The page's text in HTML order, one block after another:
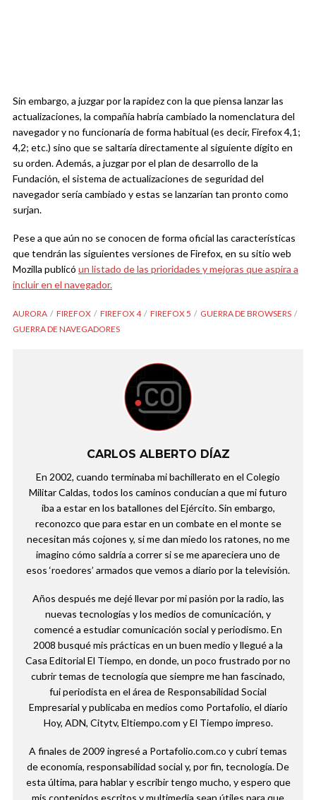
Sin embargo, a juzgar por la rapidez con la que piensa lanzar las
actualizaciones, la compañía habría cambiado la nomenclatura del
navegador y no funcionaría de forma habitual (es decir, Firefox 4,1;
4,2; etc.) sino que se saltaría directamente al siguiente dígito en
su orden. Además, a juzgar por el plan de desarrollo de la
Fundación, el sistema de actualizaciones de seguridad del
navegador sería cambiado y estas se lanzarían tan pronto como
surjan.
Pese a que aún no se conocen de forma oficial las características
que tendrán las siguientes versiones de Firefox, en su sitio web
Mozilla publicó un listado de las prioridades y mejoras que aspira a
incluir en el navegador.
AURORA FIREFOX FIREFOX 4 FIREFOX 5
GUERRA DE BROWSERS
GUERRA DE NAVEGADORES
CARLOS ALBERTO DÍAZ
En 2002, cuando terminaba mi bachillerato en el Colegio
Militar Caldas, todos los caminos conducían a que mi futuro
iba a estar en los batallones del Ejército. Sin embargo,
reconozco que para estar en un combate en el monte se
necesitan más cojones y, si me dan miedo los ratones, no me
imagino cómo saldría a correr si se me apareciera uno de
esos ‘roedores’ armados que vemos a diario por la televisión.
Años después me dejé llevar por mi pasión por la radio, las
nuevas tecnologías y los medios de comunicación, y
comencé a estudiar comunicación social y periodismo. En
2008 busqué mis prácticas en un buen medio y llegué a la
Casa Editorial El Tiempo, en donde, un poco frustrado por no
cubrir temas de tecnología que siempre me han fascinado,
fui periodista en el área de Responsabilidad Social
Empresarial y publicaba en medios como Portafolio, el diario
Hoy, ADN, Citytv, Eltiempo.com y El Tiempo impreso.
A finales de 2009 ingresé a Portafolio.com.co y cubrí temas
de economía, responsabilidad social y, por fin, tecnología. De
esta última, para hablar y escribir tengo mucho, y espero que